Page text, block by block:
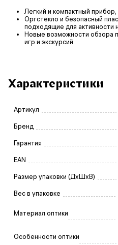
Легкий и компактный
Оргстекло и безопасный
подходящие для активности
Новые возможности обзора
игр и экскурсий
Характеристики
Артикул
Бренд
Гарантия
EAN
Размер упаковки (ДxШxВ)
Вес в упаковке
Материал оптики
Особенности оптики